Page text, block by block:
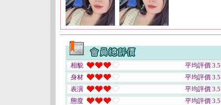
相貌
平均評價
身材
平均評價
表演
平均評價
態度
平均評價